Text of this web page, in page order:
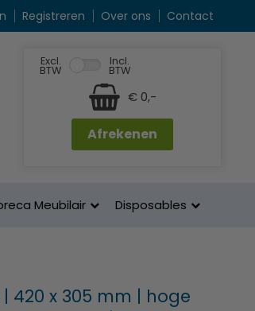
Registreren Over ons Contact
Excl.
BTW
Incl.
BTW
€ 0,-
Afrekenen
Meubilair Disposables
420 x 305 mm | hoge